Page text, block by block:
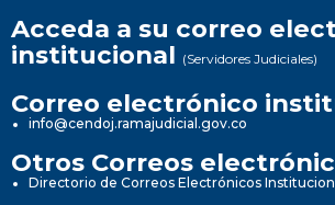
Acceda a su correo
institucional (Servidores Judiciales)
Correo electrónico
info@cendoj.ramajudicial.gov.co
Otros Correos
Directorio de Correos Electrónicos